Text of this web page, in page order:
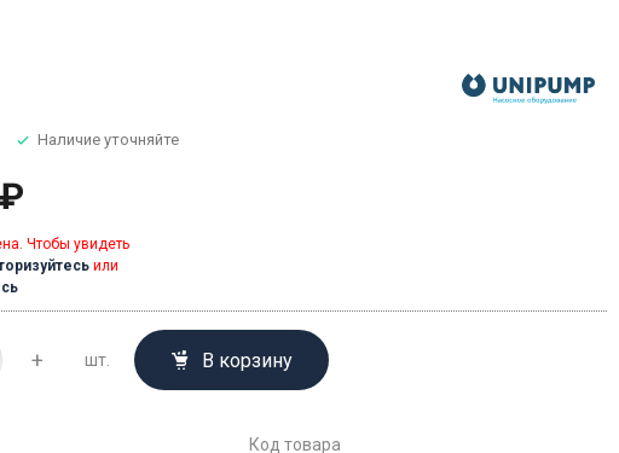
Наличие уточняйте
Чтобы увидеть
или
+ шт. В корзину
Код товара